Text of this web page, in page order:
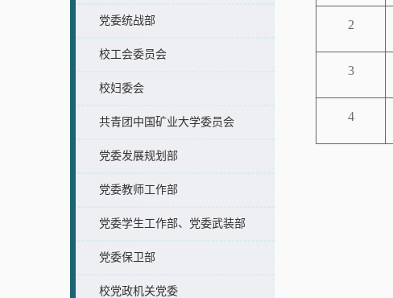
党委统战部
校工会委员会
校妇委会
共青团中国矿业大学委员会
党委发展规划部
党委教师工作部
党委学生工作部、党委武装部
党委保卫部
校党政机关党委
2
3
4